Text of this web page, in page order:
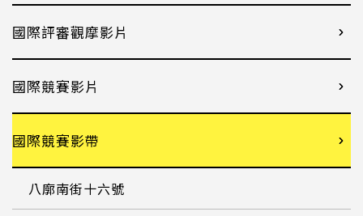
國際評審觀摩影片
國際競賽影片
國際競賽影帶
八廓南街十六號